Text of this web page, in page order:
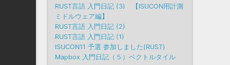
RUST言語 入門日記 (3) 【ISUCON用計測
ミドルウェア編】
RUST言語 入門日記 (2)
RUST言語 入門日記 (1)
ISUCON11 予選 参加しました(RUST)
Mapbox 入門日記（５）ベクトルタイル